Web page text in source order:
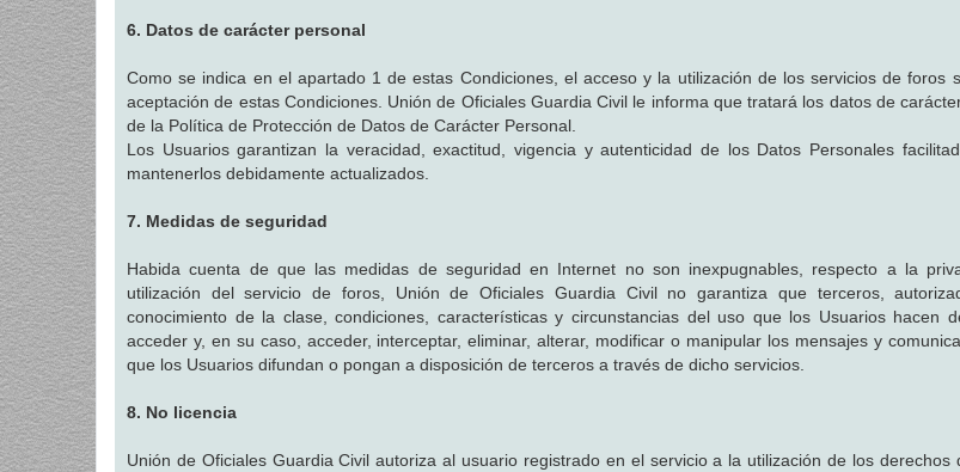
6. Datos de carácter personal
Como se indica en el apartado 1 de estas Condiciones, el acceso y la utilización de los servicios de foros
aceptación de estas Condiciones. Unión de Oficiales Guardia Civil le informa que tratará los datos de
de la Política de Protección de Datos de Carácter Personal.
Los Usuarios garantizan la veracidad, exactitud, vigencia y autenticidad de los Datos Personales
mantenerlos debidamente actualizados.
7. Medidas de seguridad
Habida cuenta de que las medidas de seguridad en Internet no son inexpugnables, respecto a la
utilización del servicio de foros, Unión de Oficiales Guardia Civil no garantiza que terceros,
conocimiento de la clase, condiciones, características y circunstancias del uso que los Usuarios hacen
acceder y, en su caso, acceder, interceptar, eliminar, alterar, modificar o manipular los mensajes y
que los Usuarios difundan o pongan a disposición de terceros a través de dicho servicios.
8. No licencia
Unión de Oficiales Guardia Civil autoriza al usuario registrado en el servicio a la utilización de los derechos